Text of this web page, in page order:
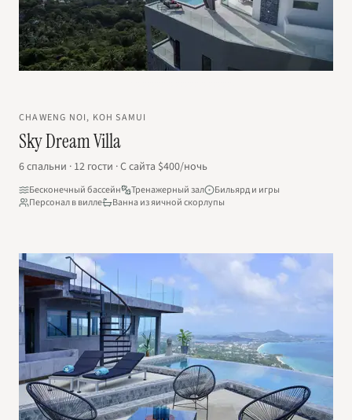
CHAWENG NOI, KOH SAMUI
Sky Dream Villa
6спальни · 12 гости ·С сайта $400/ночь
Бесконечный бассейн Тренажерный зал
Бильярд и игры
Персонал в вилле
Ванна из яичной скорлупы